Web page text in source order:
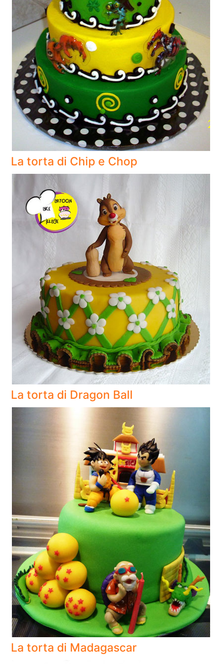
La torta di Chip e Chop
La torta di Dragon Ball
La torta di Madagascar